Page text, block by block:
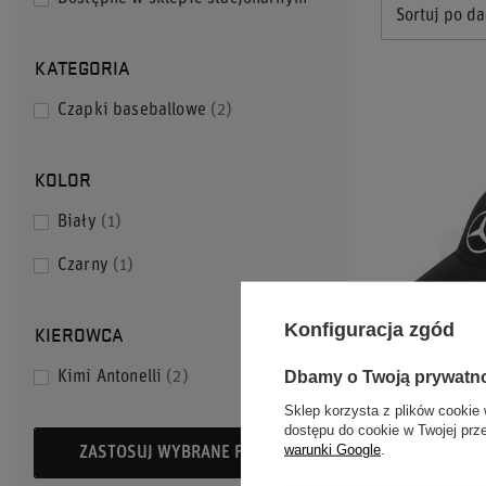
KATEGORIA
Czapki baseballowe 2
KOLOR
Biały 1
Czarny 1
KIEROWCA
Kimi Antonelli 2
ZASTOSUJ WYBRANE FILTRY
Sortuj po
CZAPKA Z
ANTONELLI
Konfiguracja zgód
Dbamy o Twoją
Sklep korzysta z plików cookie
dostępu do cookie w Twojej
warunki Google